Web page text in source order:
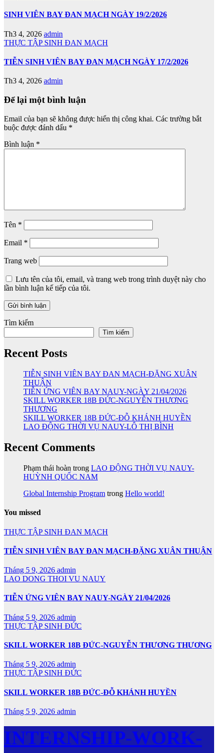
SINH VIÊN BAY ĐAN MẠCH NGÀY 19/2/2026
Th3 4, 2026 admin
THỰC TẬP SINH ĐAN MẠCH
TIỄN SINH VIÊN BAY ĐAN MẠCH NGÀY 17/2/2026
Th3 4, 2026 admin
Để lại một bình luận
Email của bạn sẽ không được hiển thị công khai. Các trường bắt
buộc được đánh dấu *
Bình luận *
Tên *
Email *
Trang web
Lưu tên của tôi, email, và trang web trong trình duyệt này cho
lần bình luận kế tiếp của tôi.
Tìm kiếm
Tìm kiếm
Recent Posts
TIỄN SINH VIÊN BAY ĐAN MẠCH-ĐẶNG XUÂN
THUẬN
TIỄN ỨNG VIÊN BAY NAUY-NGÀY 21/04/2026
SKILL WORKER 18B ĐỨC-NGUYỄN THƯƠNG
THƯƠNG
SKILL WORKER 18B ĐỨC-ĐỖ KHÁNH HUYỀN
LAO ĐỘNG THỜI VỤ NAUY-LÔ THỊ BÌNH
Recent Comments
Phạm thái hoàn trong LAO ĐỘNG THỜI VỤ NAUY-
HUỲNH QUỐC NAM
Global Internship Program trong Hello world!
You missed
THỰC TẬP SINH ĐAN MẠCH
TIỄN SINH VIÊN BAY ĐAN MẠCH-ĐẶNG XUÂN THUẬN
Tháng 5 9, 2026 admin
LAO DONG THOI VU NAUY
TIỄN ỨNG VIÊN BAY NAUY-NGÀY 21/04/2026
Tháng 5 9, 2026 admin
THỰC TẬP SINH ĐỨC
SKILL WORKER 18B ĐỨC-NGUYỄN THƯƠNG THƯƠNG
Tháng 5 9, 2026 admin
THỰC TẬP SINH ĐỨC
SKILL WORKER 18B ĐỨC-ĐỖ KHÁNH HUYỀN
Tháng 5 9, 2026 admin
INTERNSHIP-WORK-